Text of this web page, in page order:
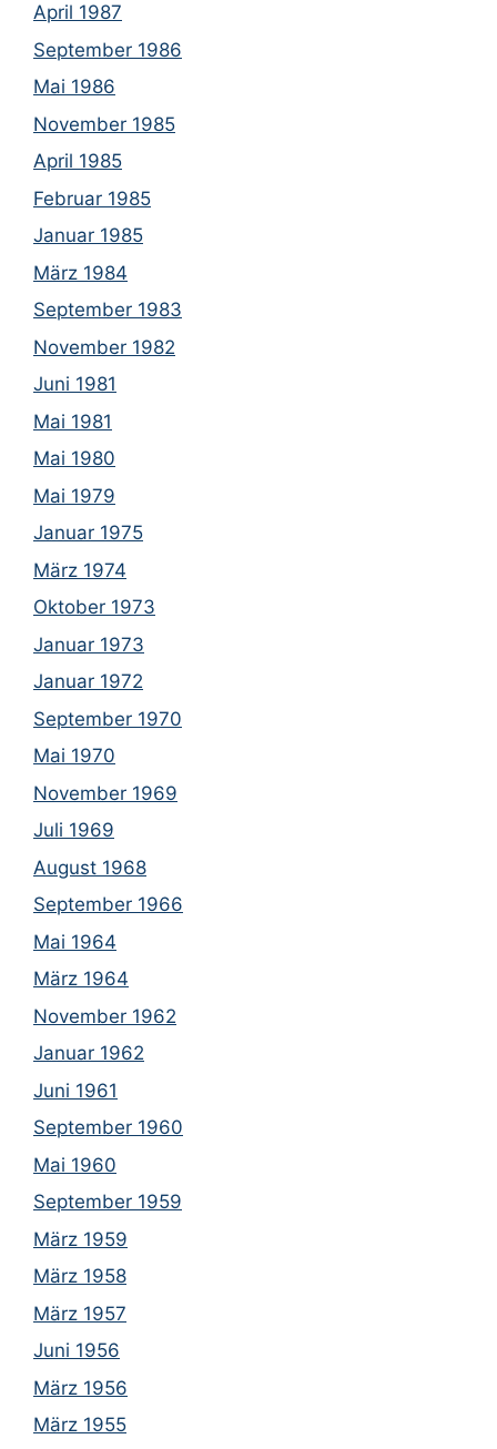
April 1987
September 1986
Mai 1986
November 1985
April 1985
Februar 1985
Januar 1985
März 1984
September 1983
November 1982
Juni 1981
Mai 1981
Mai 1980
Mai 1979
Januar 1975
März 1974
Oktober 1973
Januar 1973
Januar 1972
September 1970
Mai 1970
November 1969
Juli 1969
August 1968
September 1966
Mai 1964
März 1964
November 1962
Januar 1962
Juni 1961
September 1960
Mai 1960
September 1959
März 1959
März 1958
März 1957
Juni 1956
März 1956
März 1955